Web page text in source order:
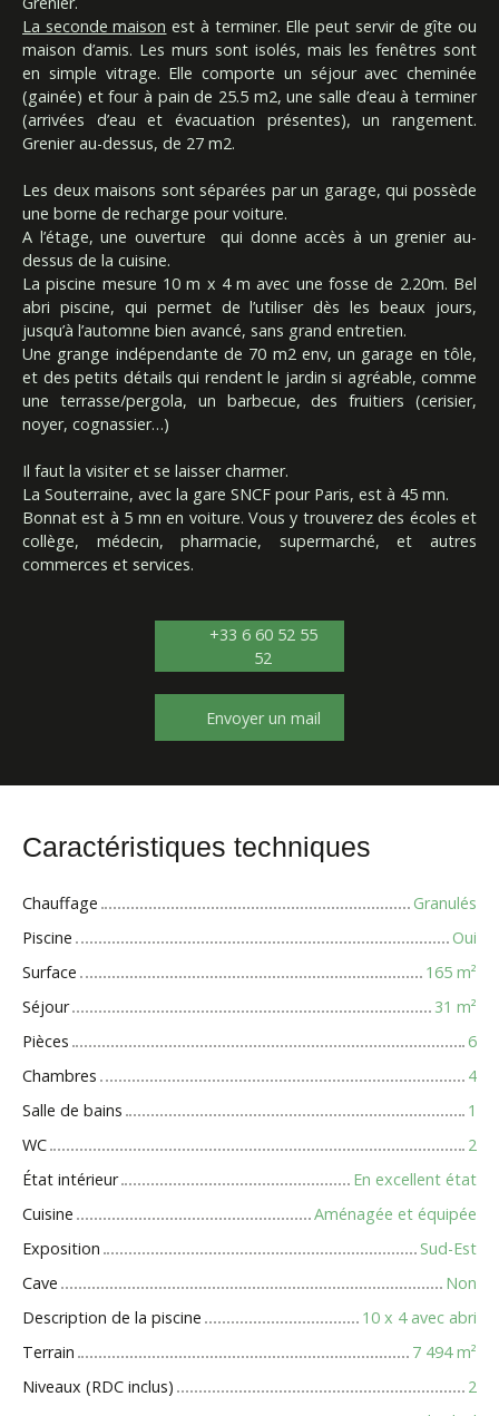
La seconde maison est à terminer. Elle peut servir de gîte ou
maison d’amis. Les murs sont isolés, mais les fenêtres sont
en simple vitrage. Elle comporte un séjour avec cheminée
(gainée) et four à pain de 25.5 m2, une salle d’eau à terminer
(arrivées d’eau et évacuation présentes), un rangement.
Grenier au-dessus, de 27 m2.
Les deux maisons sont séparées par un garage, qui possède
une borne de recharge pour voiture.
A l’étage, une ouverture qui donne accès à un grenier au-
dessus de la cuisine.
La piscine mesure 10 m x 4 m avec une fosse de 2.20m. Bel
abri piscine, qui permet de l’utiliser dès les beaux jours,
jusqu’à l’automne bien avancé, sans grand entretien.
Une grange indépendante de 70 m2 env, un garage en tôle,
et des petits détails qui rendent le jardin si agréable, comme
une terrasse/pergola, un barbecue, des fruitiers (cerisier,
noyer, cognassier…)
Il faut la visiter et se laisser charmer.
La Souterraine, avec la gare SNCF pour Paris, est à 45 mn.
Bonnat est à 5 mn en voiture. Vous y trouverez des écoles et
collège, médecin, pharmacie, supermarché, et autres
commerces et services.
+33 6 60 52 55
52
Envoyer un mail
Caractéristiques techniques
Chauffage
Granulés
Piscine
Oui
Surface
165 m²
Séjour
31 m²
Pièces
6
Chambres
4
Salle de bains
1
WC
2
État intérieur
En excellent état
Cuisine
Aménagée et équipée
Exposition
Sud-Est
Cave
Non
Description de la piscine
10 x 4 avec abri
Terrain
7 494m²
Niveaux (RDC inclus)
2